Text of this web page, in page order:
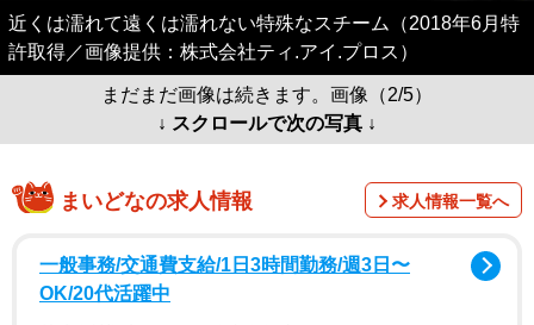
近くは濡れて遠くは濡れない特殊なスチーム（2018年6月特
許取得／画像提供：株式会社ティ.アイ.プロス）
まだまだ画像は続きます。画像（2/5）
↓ スクロールで次の写真 ↓
まいどなの求人情報 求人情報一覧へ
一般事務/交通費支給/1日3時間勤務/週3日〜
OK/20代活躍中